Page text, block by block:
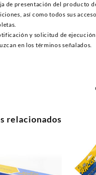
de presentación del producto
así como todos sus
y solicitud de
en los términos señalados.
relacionados